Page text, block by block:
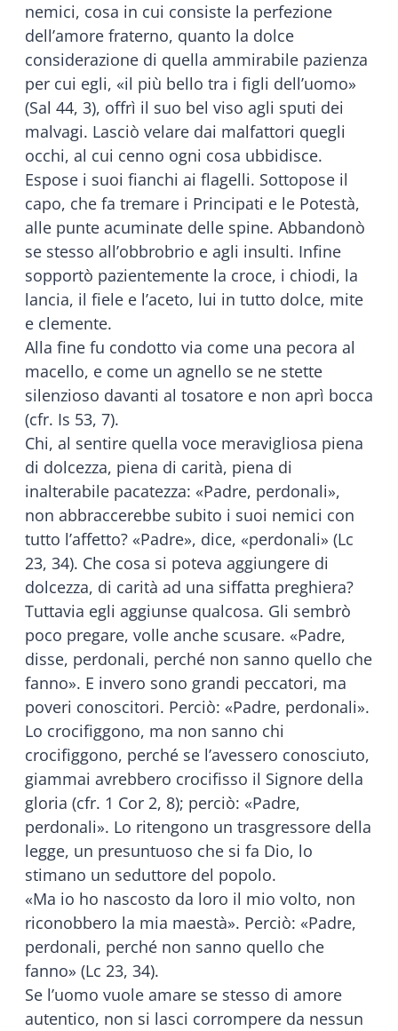
nemici, cosa in cui consiste la perfezione
dell’amore fraterno, quanto la dolce
considerazione di quella ammirabile pazienza
per cui egli, «il più bello tra i figli dell’uomo»
(Sal 44, 3), offrì il suo bel viso agli sputi dei
malvagi. Lasciò velare dai malfattori quegli
occhi, al cui cenno ogni cosa ubbidisce.
Espose i suoi fianchi ai flagelli. Sottopose il
capo, che fa tremare i Principati e le Potestà,
alle punte acuminate delle spine. Abbandonò
se stesso all’obbrobrio e agli insulti. Infine
sopportò pazientemente la croce, i chiodi, la
lancia, il fiele e l’aceto, lui in tutto dolce, mite
e clemente.
Alla fine fu condotto via come una pecora al
macello, e come un agnello se ne stette
silenzioso davanti al tosatore e non aprì bocca
(cfr. Is 53, 7).
Chi, al sentire quella voce meravigliosa piena
di dolcezza, piena di carità, piena di
inalterabile pacatezza: «Padre, perdonali»,
non abbraccerebbe subito i suoi nemici con
tutto l’affetto? «Padre», dice, «perdonali» (Lc
23, 34). Che cosa si poteva aggiungere di
dolcezza, di carità ad una siffatta preghiera?
Tuttavia egli aggiunse qualcosa. Gli sembrò
poco pregare, volle anche scusare. «Padre,
disse, perdonali, perché non sanno quello che
fanno». E invero sono grandi peccatori, ma
poveri conoscitori. Perciò: «Padre, perdonali».
Lo crocifiggono, ma non sanno chi
crocifiggono, perché se l’avessero conosciuto,
giammai avrebbero crocifisso il Signore della
gloria (cfr. 1 Cor 2, 8); perciò: «Padre,
perdonali». Lo ritengono un trasgressore della
legge, un presuntuoso che si fa Dio, lo
stimano un seduttore del popolo.
«Ma io ho nascosto da loro il mio volto, non
riconobbero la mia maestà». Perciò: «Padre,
perdonali, perché non sanno quello che
fanno» (Lc 23, 34).
Se l’uomo vuole amare se stesso di amore
autentico, non si lasci corrompere da nessun